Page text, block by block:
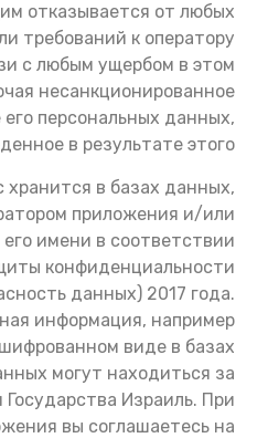
отказывается от любых
требований к оператору
с любым ущербом в этом
несанкционированное
его персональных данных,
в результате этого.
хранится в базах данных,
приложения и/или
имени в соответствии
конфиденциальности
данных) 2017 года.
информация, например
виде в базах
могут находиться за
Государства Израиль. При
вы соглашаетесь на